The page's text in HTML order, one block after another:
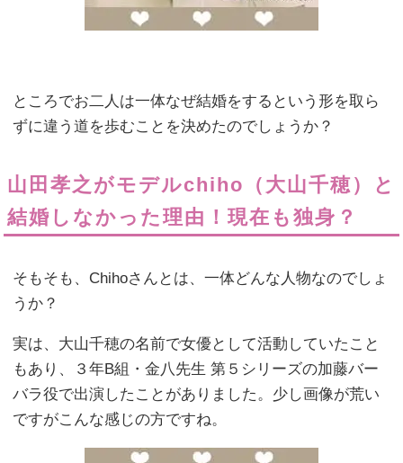
ところでお二人は一体なぜ結婚をするという形を取ら
ずに違う道を歩むことを決めたのでしょうか？
山田孝之がモデルchiho（大山千穂）と
結婚しなかった理由！現在も独身？
そもそも、Chihoさんとは、一体どんな人物なのでしょ
うか？
実は、大山千穂の名前で女優として活動していたこと
もあり、３年B組・金八先生 第５シリーズの加藤バー
バラ役で出演したことがありました。少し画像が荒い
ですがこんな感じの方ですね。